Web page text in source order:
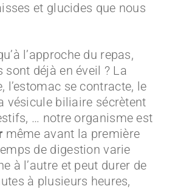
et glucides que nous
l’approche du repas,
sont déjà en éveil ? La
l’estomac se contracte, le
vésicule biliaire sécrètent
… notre organisme est
même avant la première
de digestion varie
à l’autre et peut durer de
à plusieurs heures,